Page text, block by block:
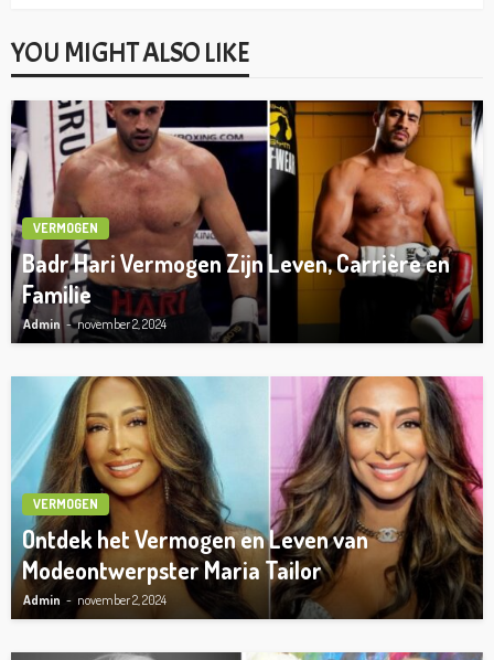
YOU MIGHT ALSO LIKE
VERMOGEN
Badr Hari Vermogen Zijn Leven, Carrière en
Familie
Admin november 2, 2024
VERMOGEN
Ontdek het Vermogen en Leven van
Modeontwerpster Maria Tailor
Admin november 2, 2024